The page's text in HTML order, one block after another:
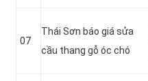
07
Thái Sơn báo giá sửa
cầu thang gỗ óc chó